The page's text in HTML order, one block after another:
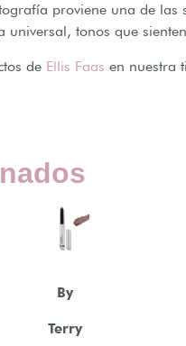
proviene una de
universal, tonos que
de Ellis Faas en nuestra
By
Terry